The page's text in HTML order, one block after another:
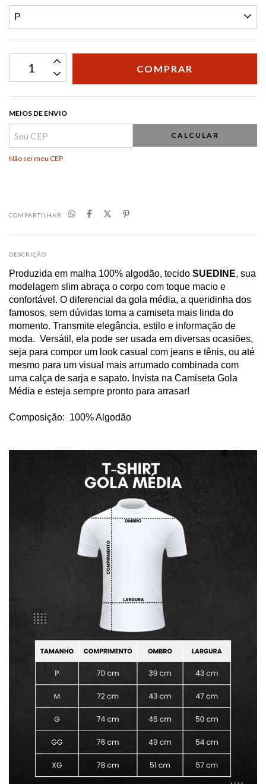
MEIOS DE ENVIO
CALCULAR
Não sei meu CEP
COMPARTILHAR
DESCRIÇÃO
Produzida em malha 100% algodão, tecido SUEDINE, sua
modelagem slim abraça o corpo com toque macio e
confortável. O diferencial da gola média, a queridinha dos
famosos, sem dúvidas torna a camiseta mais linda do
momento. Transmite elegância, estilo e informação de
moda. Versátil, ela pode ser usada em diversas ocasiões,
seja para compor um look casual com jeans e tênis, ou até
mesmo para um visual mais arrumado combinada com
uma calça de sarja e sapato. Invista na Camiseta Gola
Média e esteja sempre pronto para arrasar!
Composição: 100% Algodão